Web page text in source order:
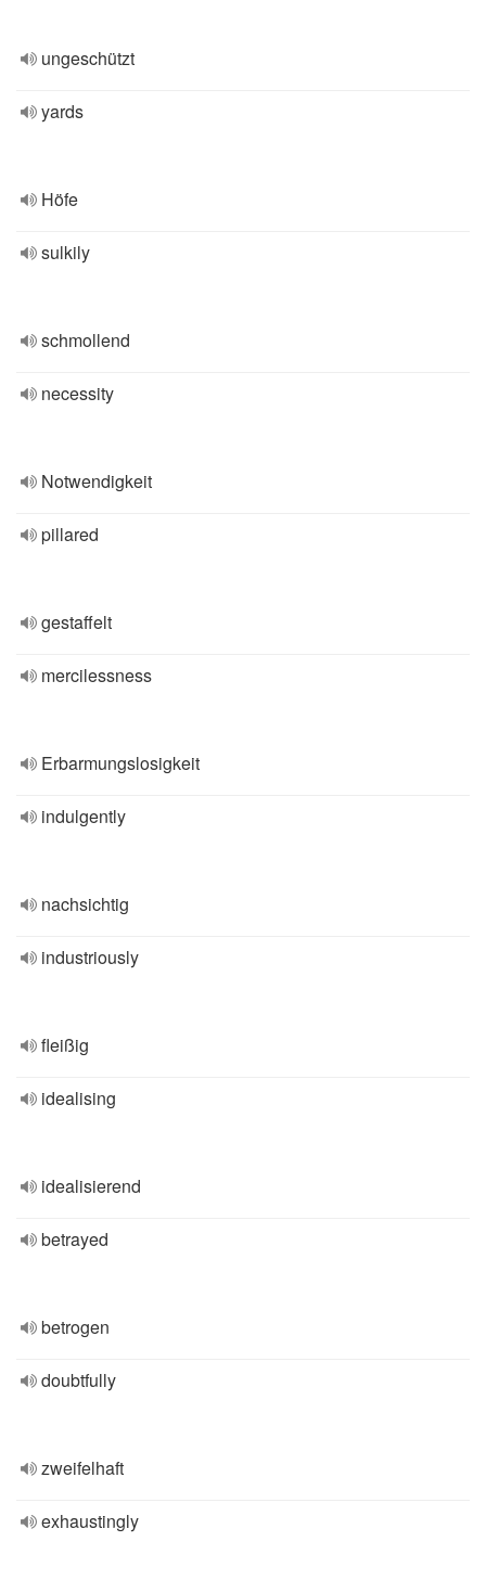
ungeschützt
yards
Höfe
sulkily
schmollend
necessity
Notwendigkeit
pillared
gestaffelt
mercilessness
Erbarmungslosigkeit
indulgently
nachsichtig
industriously
fleißig
idealising
idealisierend
betrayed
betrogen
doubtfully
zweifelhaft
exhaustingly